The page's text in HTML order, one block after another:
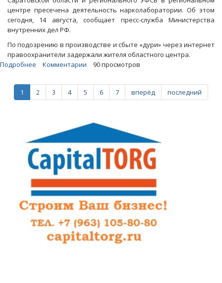
центре пресечена деятельность нарколаборатории. Об этом
сегодня, 14 августа, сообщает пресс-служба Министерства
внутренних дел РФ.
По подозрению в производстве и сбыте «дури» через интернет
правоохранители задержали жителя областного центра.
Подробнее
и
полиция
подпольной
лаборатории
стать
наркобароном
Комментарии 90 просмотров
1 2 3 4 5 6 7 вперёд последний